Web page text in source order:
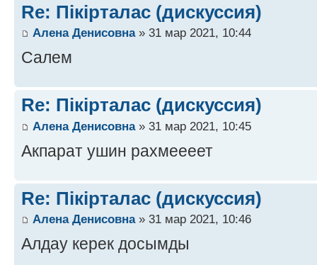
Re: Пікірталас (дискуссия)
Алена Денисовна» 31 мар 2021, 10:44
Салем
Re: Пікірталас (дискуссия)
Алена Денисовна» 31 мар 2021, 10:45
Акпарат ушин рахмеееет
Re: Пікірталас (дискуссия)
Алена Денисовна» 31 мар 2021, 10:46
Алдау керек досымды